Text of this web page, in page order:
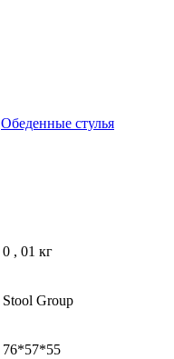
Обеденные стулья
0 , 01 кг
Stool Group
76*57*55